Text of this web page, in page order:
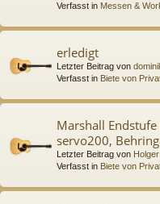
Verfasst in Messen &
erledigt
Letzter Beitrag von
Verfasst in Biete von
Marshall
servo200,
Letzter Beitrag von
Verfasst in Biete von